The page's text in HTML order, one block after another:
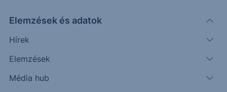
Elemzések és adatok
Hírek
Elemzések
Média hub
CHRD(USA)
Chord Energy Ord Shs
132.50
Időpont: 26.08.06. 22:01